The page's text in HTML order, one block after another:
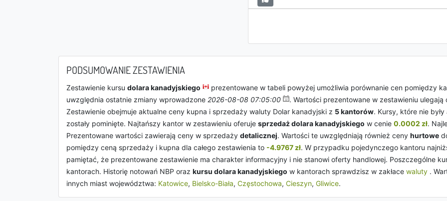
PODSUMOWANIE ZESTAWIENIA
Zestawienie kursu dolara kanadyjskiego prezentowane w tabeli powyżej umożliwia porównanie cen pomiędzy
uwzględnia ostatnie zmiany wprowadzone 2026-08-08 07:05:00
. Wartości prezentowane w zestawieniu
Zestawienie obejmuje aktualne ceny kupna i sprzedaży waluty Dolar kanadyjski z 5 kantorów. Kursy, które nie
zostały pominięte. Najtańszy kantor w zestawieniu oferuje sprzedaż dolara kanadyjskiego w cenie 0.0002 zł.
Prezentowane wartości zawierają ceny w sprzedaży detalicznej. Wartości te uwzględniają również ceny hurtowe
pomiędzy ceną sprzedaży i kupna dla całego zestawienia to -4.9767 zł. W przypadku pojedynczego kantoru
pamiętać, że prezentowane zestawienie ma charakter informacyjny i nie stanowi oferty handlowej. Poszczególne
kantorach. Historię notowań NBP oraz kursu dolara kanadyjskiego w kantorach sprawdzisz w zakłace waluty .
innych miast województwa: Katowice, Bielsko-Biała, Częstochowa, Cieszyn, Gliwice.